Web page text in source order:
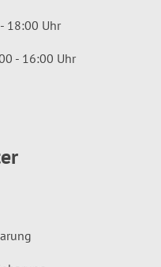
18:00 Uhr
- 16:00 Uhr